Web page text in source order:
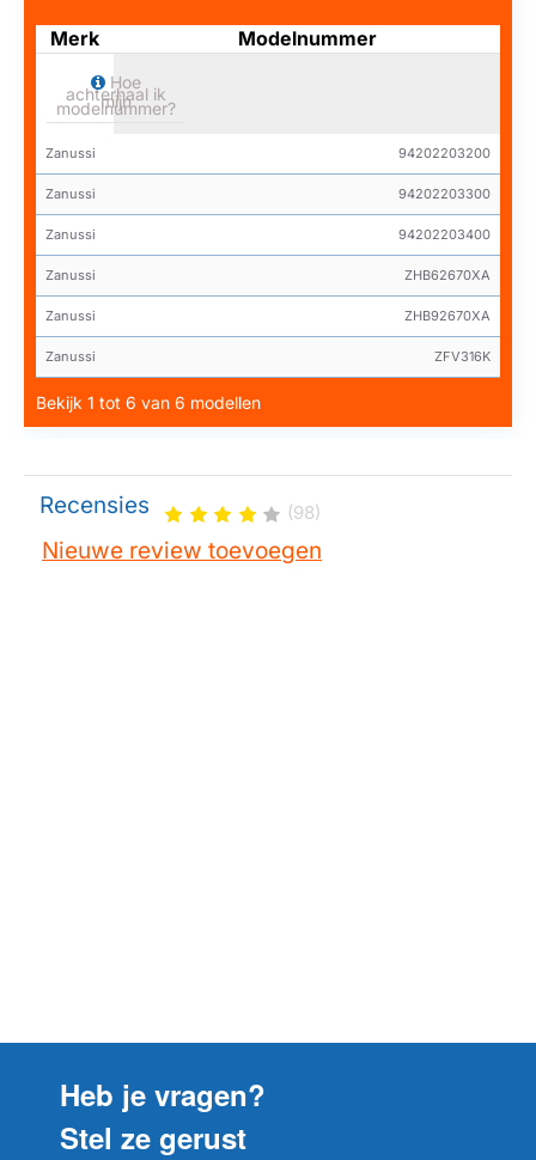
Merk Modelnummer
Hoe
achterhaal ik
mijn
modelnummer?
Zanussi 94202203200
Zanussi 94202203300
Zanussi 94202203400
Zanussi ZHB62670XA
Zanussi ZHB92670XA
Zanussi ZFV316K
Bekijk 1 tot 6 van 6 modellen
Recensies (98)
Nieuwe review toevoegen
Heb je vragen?
Stel ze gerust